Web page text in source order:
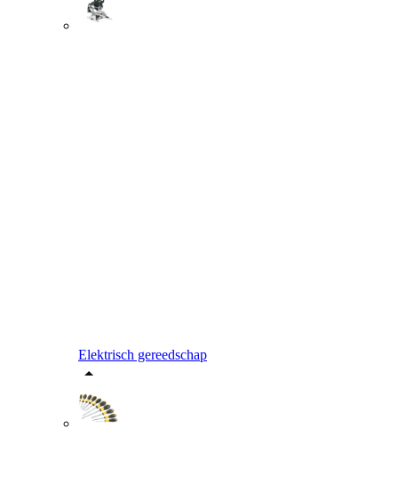
Elektrisch gereedschap